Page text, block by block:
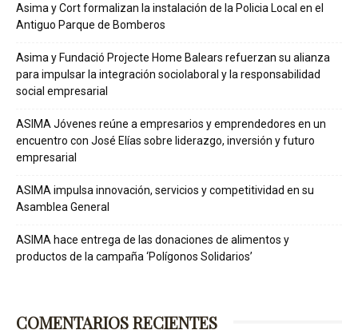
Asima y Cort formalizan la instalación de la Policia Local en el
Antiguo Parque de Bomberos
Asima y Fundació Projecte Home Balears refuerzan su alianza
para impulsar la integración sociolaboral y la responsabilidad
social empresarial
ASIMA Jóvenes reúne a empresarios y emprendedores en un
encuentro con José Elías sobre liderazgo, inversión y futuro
empresarial
ASIMA impulsa innovación, servicios y competitividad en su
Asamblea General
ASIMA hace entrega de las donaciones de alimentos y
productos de la campaña ‘Polígonos Solidarios’
COMENTARIOS RECIENTES